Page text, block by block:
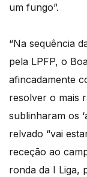
um fungo”.
“Na sequência
pela LPFP, o
afincadamente
resolver o mais
sublinharam os
relvado “vai
receção ao
ronda da I Liga,